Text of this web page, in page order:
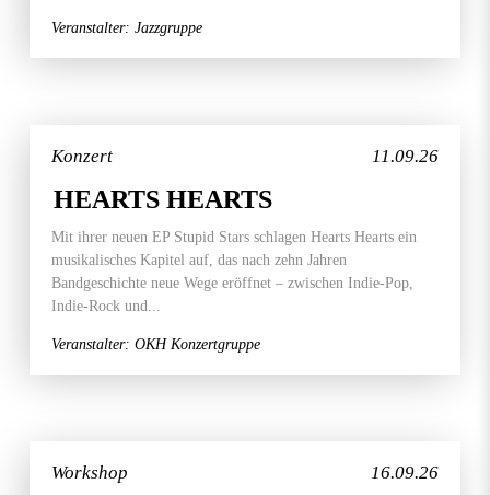
Veranstalter: Jazzgruppe
11.09.26
Konzert
HEARTS HEARTS
Mit ihrer neuen EP Stupid Stars schlagen Hearts Hearts ein
musikalisches Kapitel auf, das nach zehn Jahren
Bandgeschichte neue Wege eröffnet – zwischen Indie-Pop,
Indie-Rock und...
Veranstalter: OKH Konzertgruppe
16.09.26
Workshop